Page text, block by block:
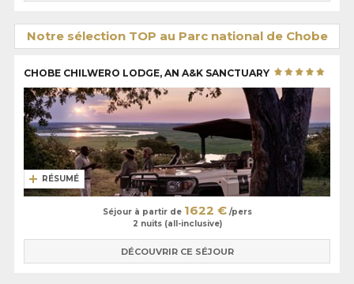
Notre sélection TOP au Parc national de Chobe
CHOBE CHILWERO LODGE, AN A&K SANCTUARY
RÉSUMÉ
Séjour à partir de 1622 €/pers
2 nuits (all-inclusive)
DÉCOUVRIR CE SÉJOUR